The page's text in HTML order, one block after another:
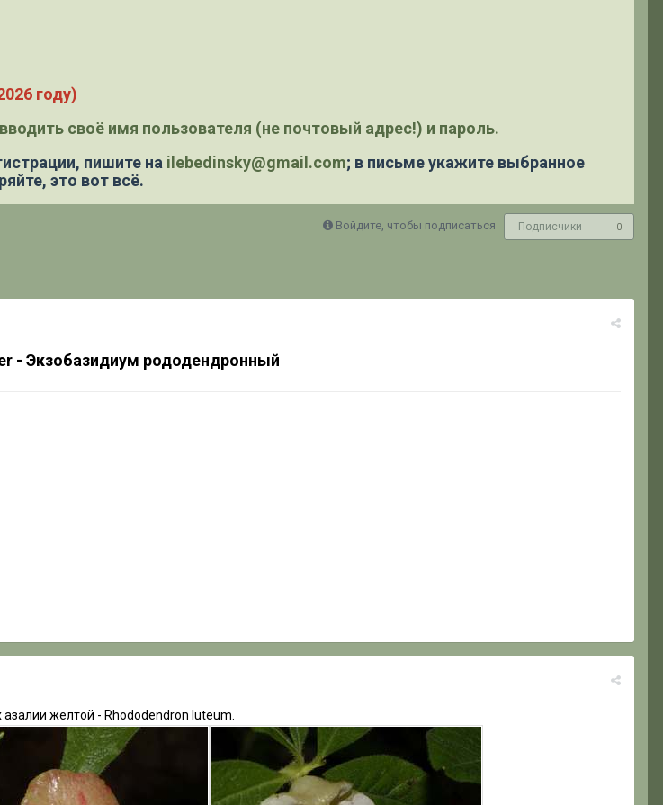
году)
своё имя пользователя (не почтовый адрес!) и пароль.
пишите на ilebedinsky@gmail.com; в письме укажите выбранное
это вот всё.
Войдите, чтобы подписаться Подписчики 0
- Экзобазидиум рододендронный
желтой - Rhododendron luteum.